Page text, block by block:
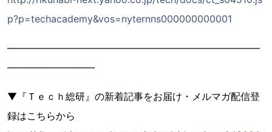
p?p=techacademy&vos=nyternns000000000001
――――――――――――――――――――――――――
―――――――――
▼『Ｔｅｃｈ総研』の新着記事をお届け・メルマガ配信登
録はこちらから